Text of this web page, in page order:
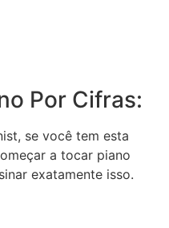
Por Cifras:
se você tem esta
a tocar piano
exatamente isso.